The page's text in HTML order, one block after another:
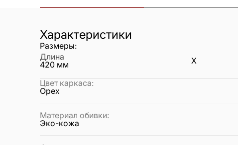
Характеристики
Размеры:
Длина
420 мм X
Цвет каркаса:
Орех
Материал обивки:
Эко-кожа